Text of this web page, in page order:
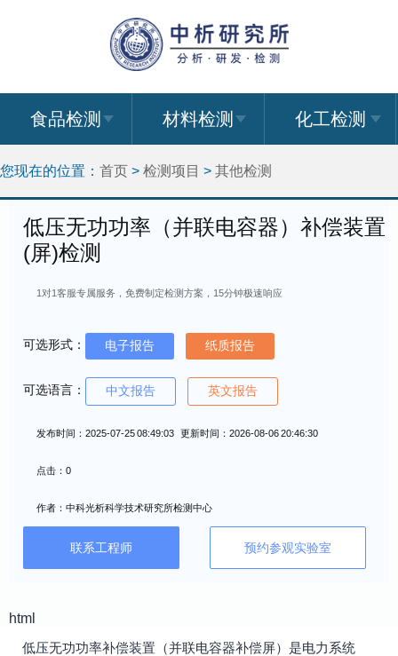
食品检测 材料检测 化工检测
您现在的位置： 首页 > 检测项目 > 其他检测
低压无功功率（并联电容器）补偿装置
(屏)检测
1对1客服专属服务，免费制定检测方案，15分钟极速响应
可选形式： 电子报告 纸质报告
可选语言： 中文报告 英文报告
发布时间：2025-07-25 08:49:03 更新时间：2026-08-06 20:46:30
点击：0
作者：中科光析科学技术研究所检测中心
联系工程师 预约参观实验室
html
低压无功功率补偿装置（并联电容器补偿屏）是电力系统